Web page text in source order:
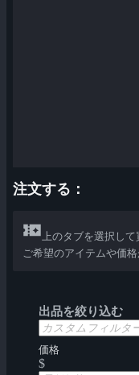
注文する：
上のタブを選択し
ご希望のアイテムや価
出品を絞り込む
価格
$